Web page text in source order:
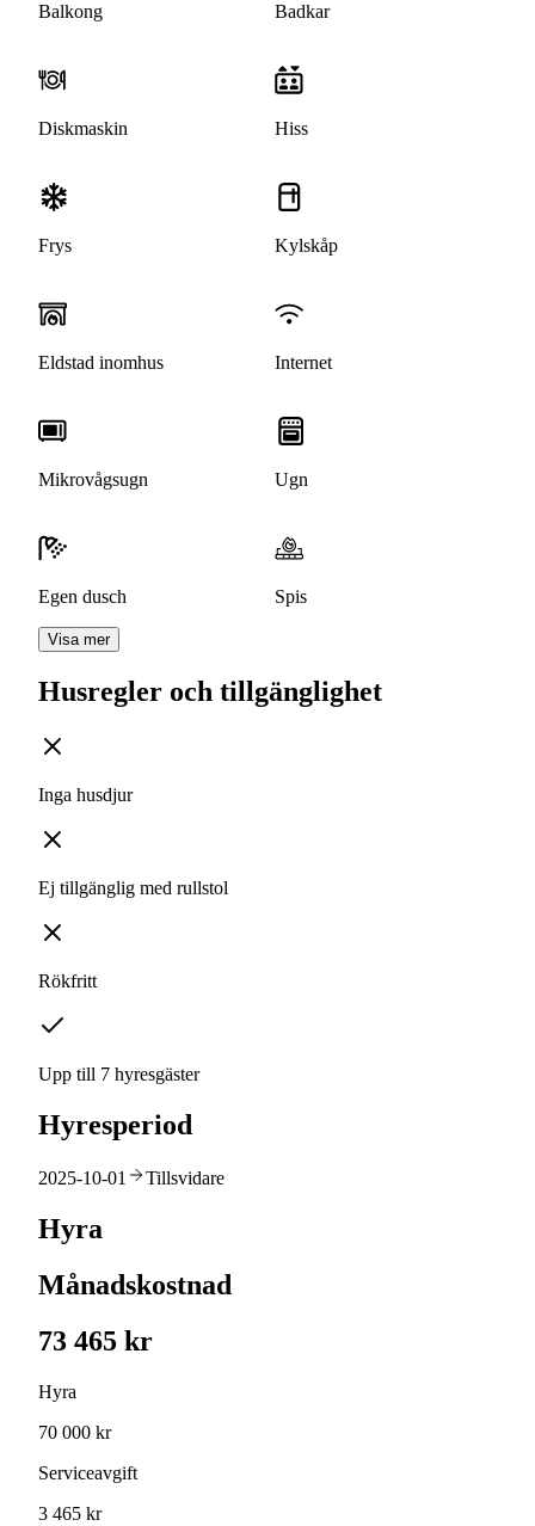
Balkong Badkar
Diskmaskin Hiss
Frys Kylskåp
Eldstad inomhus Internet
Mikrovågsugn Ugn
Egen dusch Spis
Visa mer
Husregler och tillgänglighet
Inga husdjur
Ej tillgänglig med rullstol
Rökfritt
Upp till 7 hyresgäster
Hyresperiod
2025-10-01 Tillsvidare
Hyra
Månadskostnad
73 465 kr
Hyra
70 000 kr
Serviceavgift
3 465 kr